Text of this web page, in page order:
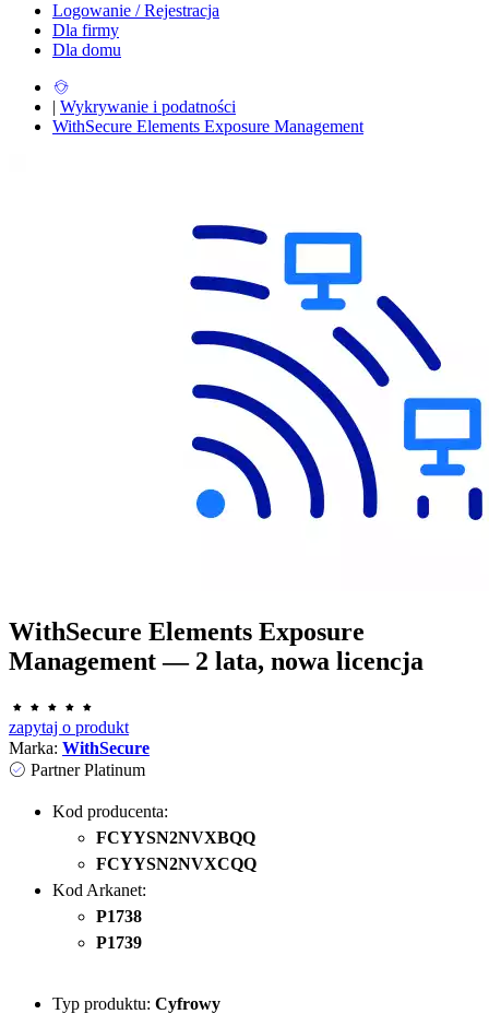
Logowanie / Rejestracja
Dla firmy
Dla domu
| Wykrywanie i podatności
WithSecure Elements Exposure Management
WithSecure Elements Exposure
Management — 2 lata, nowa licencja
zapytaj o produkt
Marka: WithSecure
Partner Platinum
Kod producenta:
FCYYSN2NVXBQQ
FCYYSN2NVXCQQ
Kod Arkanet:
P1738
P1739
Typ produktu: Cyfrowy